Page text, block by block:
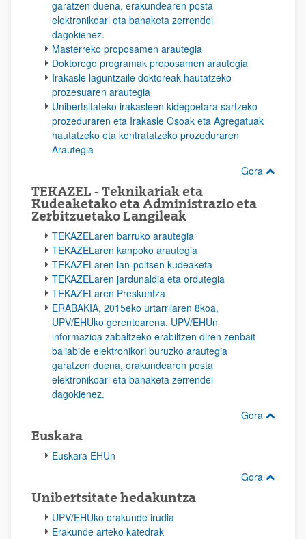
garatzen duena, erakundearen posta
elektronikoari eta banaketa zerrendei
dagokienez.
Masterreko proposamen arautegia
Doktorego programak proposamen arautegia
Irakasle laguntzaile doktoreak hautatzeko
prozesuaren arautegia
Unibertsitateko irakasleen kidegoetara sartzeko
prozeduraren eta Irakasle Osoak eta Agregatuak
hautatzeko eta kontratatzeko prozeduraren
Arautegia
Gora
TEKAZEL - Teknikariak eta
Kudeaketako eta Administrazio eta
Zerbitzuetako Langileak
TEKAZELaren barruko arautegia
TEKAZELaren kanpoko arautegia
TEKAZELaren lan-poltsen kudeaketa
TEKAZELaren jardunaldia eta ordutegia
TEKAZELaren Preskuntza
ERABAKIA, 2015eko urtarrilaren 8koa,
UPV/EHUko gerentearena, UPV/EHUn
informazioa zabaltzeko erabiltzen diren zenbait
baliabide elektronikori buruzko arautegia
garatzen duena, erakundearen posta
elektronikoari eta banaketa zerrendei
dagokienez.
Gora
Euskara
Euskara EHUn
Gora
Unibertsitate hedakuntza
UPV/EHUko erakunde irudia
Erakunde arteko katedrak